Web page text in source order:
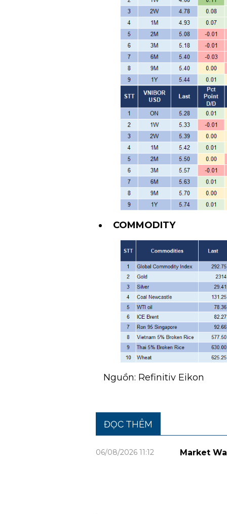
COMMODITY
Nguồn: Refinitiv Eikon
ĐỌC THÊM
Market
06/08/2026 11:12